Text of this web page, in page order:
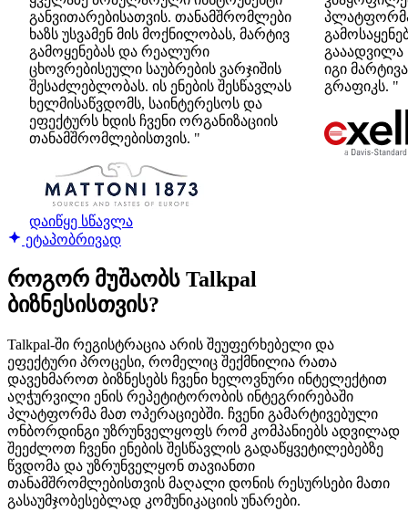
განვითარებისათვის. თანამშრომლები
ხაზს უსვამენ მის მოქნილობას, მარტივ
გამოყენებას და რეალური
ცხოვრებისეული საუბრების ვარჯიშის
შესაძლებლობას. ის ენების შესწავლას
ხელმისაწვდომს, საინტერესოს და
ეფექტურს ხდის ჩვენი ორგანიზაციის
თანამშრომლებისთვის. "
გააადვილა
იგი
გრაფიკს. "
დაიწყე სწავლა
ეტაპობრივად
როგორ მუშაობს Talkpal
ბიზნესისთვის?
Talkpal-ში რეგისტრაცია არის შეუფერხებელი და
ეფექტური პროცესი, რომელიც შექმნილია რათა
დავეხმაროთ ბიზნესებს ჩვენი ხელოვნური ინტელექტით
აღჭურვილი ენის რეპეტიტორობის ინტეგრირებაში
პლატფორმა მათ ოპერაციებში. ჩვენი გამარტივებული
ონბორდინგი უზრუნველყოფს რომ კომპანიებს ადვილად
შეეძლოთ ჩვენი ენების შესწავლის გადაწყვეტილებებზე
წვდომა და უზრუნველყონ თავიანთი
თანამშრომლებისთვის მაღალი დონის რესურსები მათი
გასაუმჯობესებლად კომუნიკაციის უნარები.